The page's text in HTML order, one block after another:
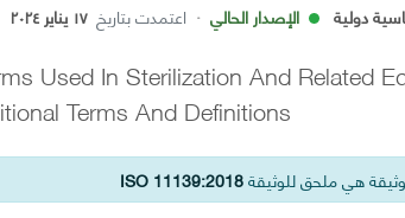
دولية الإصدار الحالي · اعتمدت بتاريخ ١٧ يناير ٢٠٢٤
Used In Sterilization And Related
Terms And Definitions
هي ملحق للوثيقةISO 11139:2018